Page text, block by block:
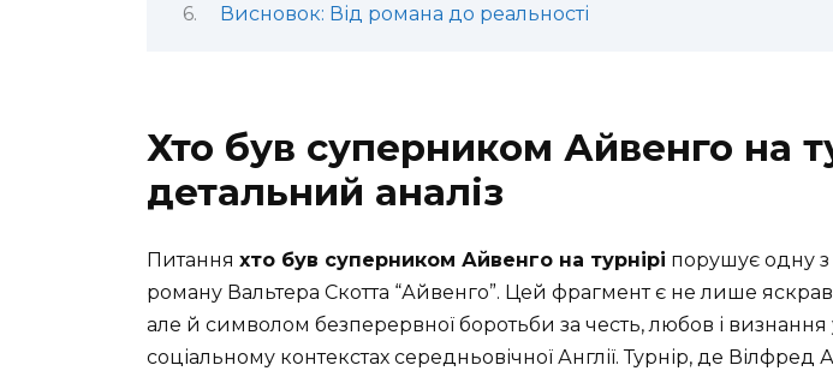
Висновок: Від романа до реальності
Хто був суперником Айвенго на
детальний аналіз
Питання хто був суперником Айвенго на турнірі порушує одну
роману Вальтера Скотта “Айвенго”. Цей фрагмент є не лише
але й символом безперервної боротьби за честь, любов і
соціальному контекстах середньовічної Англії. Турнір, де Вілфред